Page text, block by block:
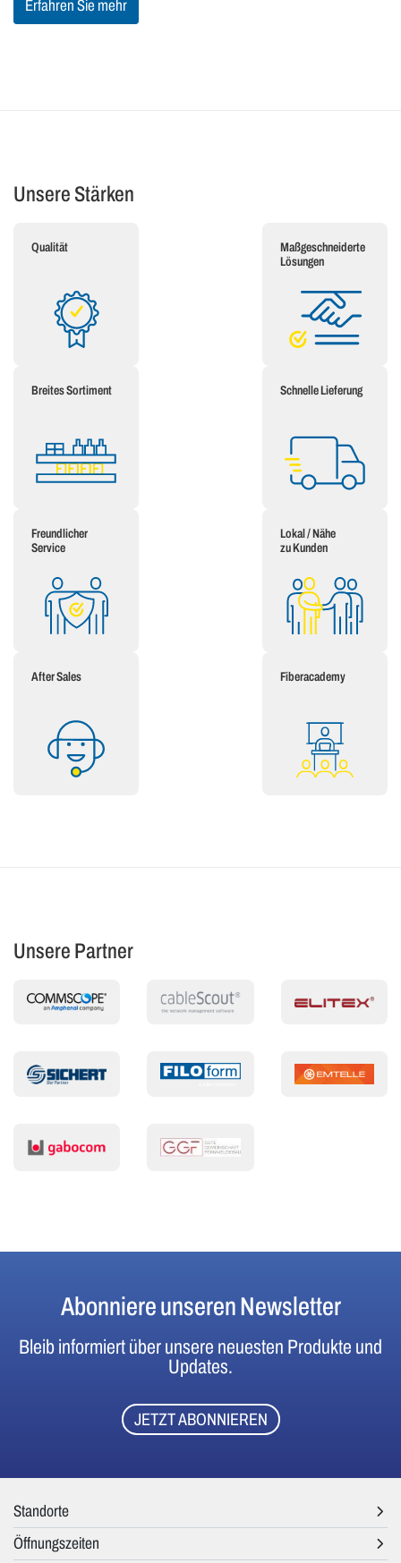
Erfahren Sie mehr
Unsere Stärken
Qualität
Maßgeschneiderte
Lösungen
Breites Sortiment Schnelle Lieferung
Freundlicher
Service
Lokal / Nähe
zu Kunden
After Sales Fiberacademy
Unsere Partner
Abonniere unseren Newsletter
Bleib informiert über unsere neuesten Produkte und
Updates.
JETZT ABONNIEREN
Standorte
Öffnungszeiten